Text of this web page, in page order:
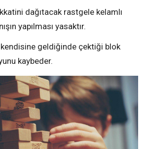
dağıtacak rastgele kelamlı
yapılması yasaktır.
kendisine geldiğinde çektiği blok
kaybeder.